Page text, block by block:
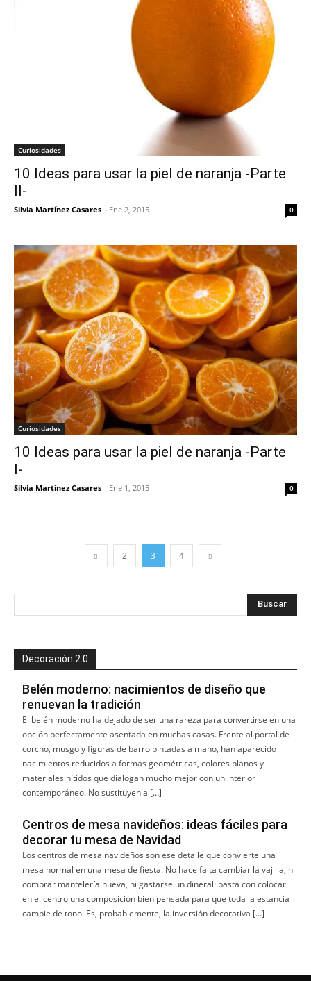
Curiosidades
10 Ideas para usar la piel de naranja -Parte
II-
Silvia Martínez Casares - Ene 2, 2015 0
Curiosidades
10 Ideas para usar la piel de naranja -Parte
I-
Silvia Martínez Casares - Ene 1, 2015 0
2 3 4
Decoración 2.0
Belén moderno: nacimientos de diseño que
renuevan la tradición
El belén moderno ha dejado de ser una rareza para convertirse en una
opción perfectamente asentada en muchas casas. Frente al portal de
corcho, musgo y figuras de barro pintadas a mano, han aparecido
nacimientos reducidos a formas geométricas, colores planos y
materiales nítidos que dialogan mucho mejor con un interior
contemporáneo. No sustituyen a […]
Centros de mesa navideños: ideas fáciles para
decorar tu mesa de Navidad
Los centros de mesa navideños son ese detalle que convierte una
mesa normal en una mesa de fiesta. No hace falta cambiar la vajilla, ni
comprar mantelería nueva, ni gastarse un dineral: basta con colocar
en el centro una composición bien pensada para que toda la estancia
cambie de tono. Es, probablemente, la inversión decorativa […]